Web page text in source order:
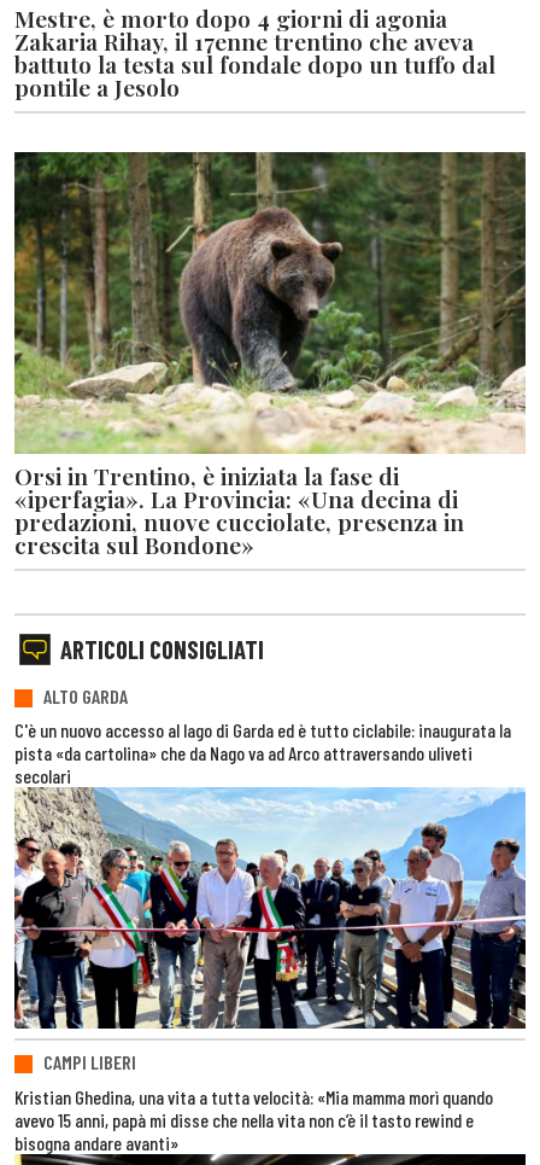
Mestre, è morto dopo 4 giorni di agonia
Zakaria Rihay, il 17enne trentino che aveva
battuto la testa sul fondale dopo un tuffo dal
pontile a Jesolo
Orsi in Trentino, è iniziata la fase di
«iperfagia». La Provincia: «Una decina di
predazioni, nuove cucciolate, presenza in
crescita sul Bondone»
ARTICOLI CONSIGLIATI
ALTO GARDA
C'è un nuovo accesso al lago di Garda ed è tutto ciclabile: inaugurata la
pista «da cartolina» che da Nago va ad Arco attraversando uliveti
secolari
CAMPI LIBERI
Kristian Ghedina, una vita a tutta velocità: «Mia mamma morì quando
avevo 15 anni, papà mi disse che nella vita non c’è il tasto rewind e
bisogna andare avanti»